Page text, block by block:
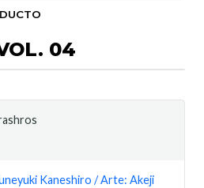
04
Kaneshiro / Arte: Akeji